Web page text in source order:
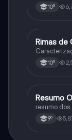
10º
Português
Rimas de
10º
Português
Resumo
resumo
9º